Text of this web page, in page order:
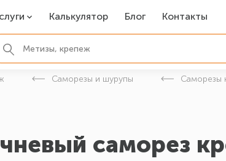
Калькулятор Блог Контакты
Саморезы и шурупы Саморезы
саморез